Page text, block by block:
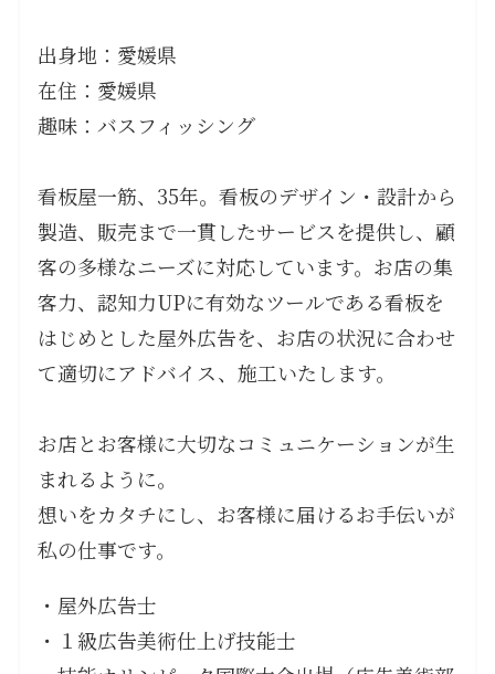
出身地：愛媛県
在住：愛媛県
趣味：バスフィッシング
看板屋一筋、35年。看板のデザイン・設計から
製造、販売まで一貫したサービスを提供し、顧
客の多様なニーズに対応しています。お店の集
客力、認知力UPに有効なツールである看板を
はじめとした屋外広告を、お店の状況に合わせ
て適切にアドバイス、施工いたします。
お店とお客様に大切なコミュニケーションが生
まれるように。
想いをカタチにし、お客様に届けるお手伝いが
私の仕事です。
・屋外広告士
・１級広告美術仕上げ技能士